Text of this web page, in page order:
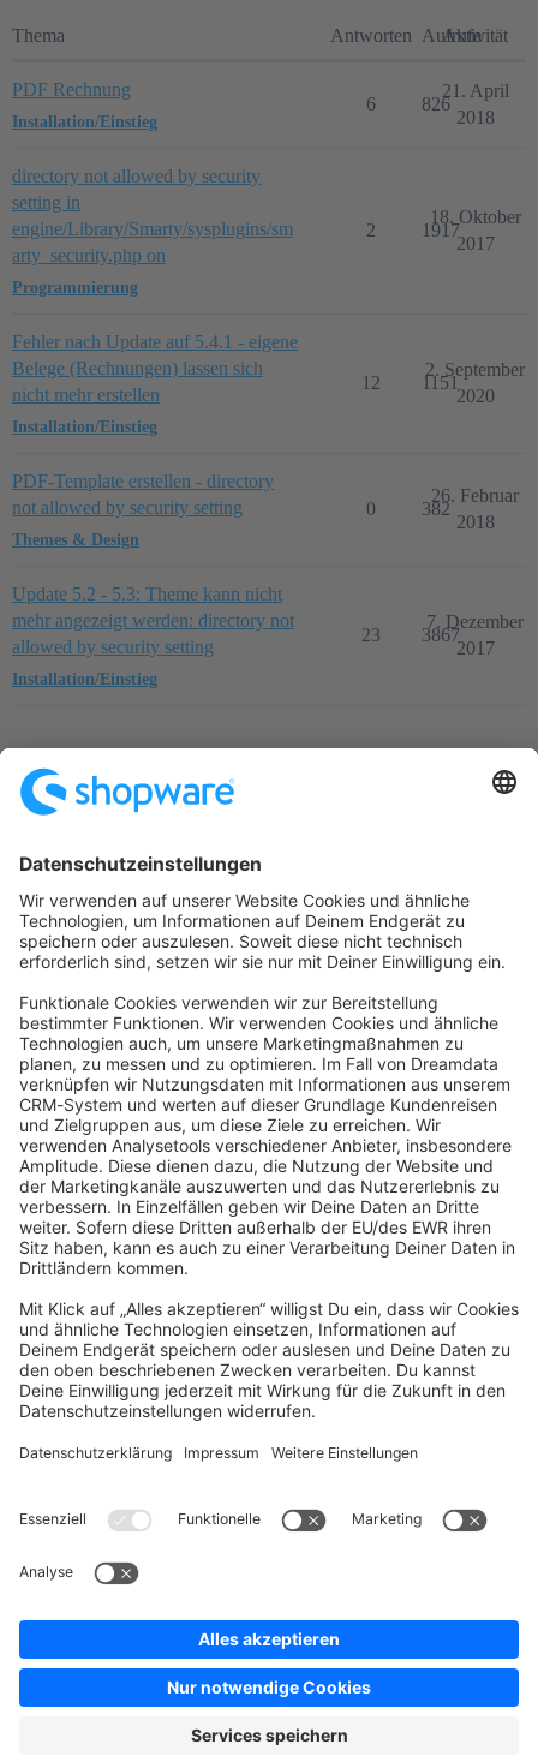
Thema Antworten Aufrufe
Aktivität
PDF Rechnung
Installation/Einstieg
6 826
21. April
2018
directory not allowed by security
setting in
engine/Library/Smarty/sysplugins/sm
arty_security.php on
Programmierung
2 1917
18. Oktober
2017
Fehler nach Update auf 5.4.1 - eigene
Belege (Rechnungen) lassen sich
nicht mehr erstellen
Installation/Einstieg
12 1151
2. September
2020
PDF-Template erstellen - directory
not allowed by security setting
Themes & Design
0 382
26. Februar
2018
Update 5.2 - 5.3: Theme kann nicht
mehr angezeigt werden: directory not
allowed by security setting
Installation/Einstieg
23 3867
7. Dezember
2017
Angetrieben vonDiscourse, beste Erfahrung mit aktiviertem
community@shopware.com
Company
Press
Jobs
Newsletter
Store
Shopware 6 Handbook by
Splendid (German)
Shopware 6 - Product Feedback &
Terms & Conditions Privacy Legal notice Sitemap Cookie settings